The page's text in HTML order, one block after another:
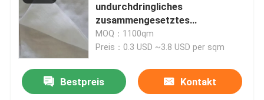
undurchdringliches
zusammengesetztes
Geomembrane HDPE Teich-
Zwischenlagen-Blatt
MOQ：1100qm
Preis：0.3 USD ~3.8 USD per sqm
Bestpreis Kontakt